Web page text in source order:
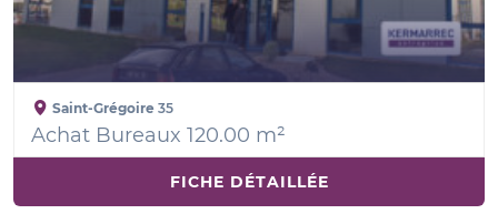
Saint-Grégoire 35
Achat Bureaux 120.00 m²
FICHE DÉTAILLÉE